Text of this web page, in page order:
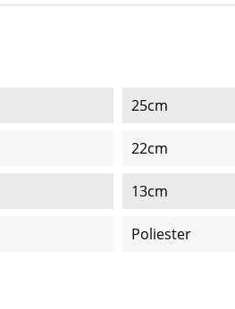
25cm
22cm
13cm
Poliester